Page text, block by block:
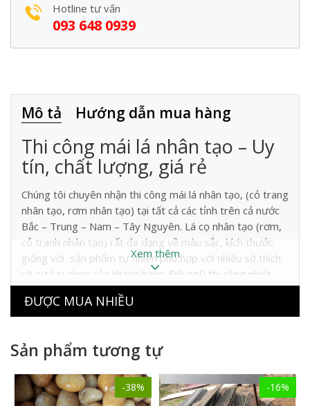
Hotline tư vấn
093 648 0939
Mô tả Hướng dẫn mua hàng
Thi công mái lá nhân tạo – Uy
tín, chất lượng, giá rẻ
Chúng tôi chuyên nhận thi công mái lá nhân tạo, (cỏ trang
nhân tạo, rơm nhân tạo) tại tất cả các tỉnh trên cả nước
Bắc – Trung – Nam – Tây Nguyên. Lá cọ nhân tạo (rơm,
cỏ tranh nhân tạo) rất đa dạng về màu sắc, kích thước
giống với sản phẩm tự nhiên phù hợp với nhiều sở thích
và sự lựa chọn của khách hàng. Đội ngũ thi công nhiệt
tình, chu đáo và giàu kinh nghiệm cùng sự tư vấn kỹ càng
sẽ giúp chủ đầu tư tiết kiệm được chi phí tốt nhất vá giải
Các tổ chức, cá nhân trên toàn quốc có nhu cầu thi công
mái lá cọ nhân tạo hãy lh với chúng tôi để được tư vấn và
phục vụ chu đáo nhất.
Xem thêm
ĐƯỢC MUA NHIỀU
Sản phẩm tương tự
-38% -16%